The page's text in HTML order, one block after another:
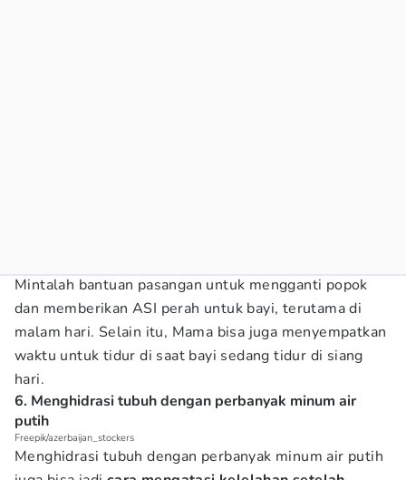
Mintalah bantuan pasangan untuk mengganti popok
dan memberikan ASI perah untuk bayi, terutama di
malam hari. Selain itu, Mama bisa juga menyempatkan
waktu untuk tidur di saat bayi sedang tidur di siang
hari.
6. Menghidrasi tubuh dengan perbanyak minum air
putih
Freepik/azerbaijan_stockers
Menghidrasi tubuh dengan perbanyak minum air putih